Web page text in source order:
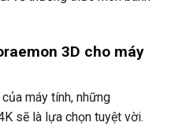
3D cho máy
máy tính, những
sẽ là lựa chọn tuyệt vời.